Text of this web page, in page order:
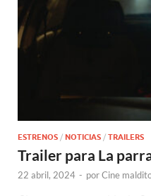
ESTRENOS / NOTICIAS / TRAILERS
Trailer para La
22 abril, 2024 - porCine